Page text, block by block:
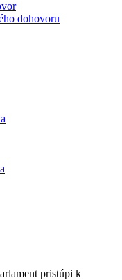
dohovoru
pristúpi k